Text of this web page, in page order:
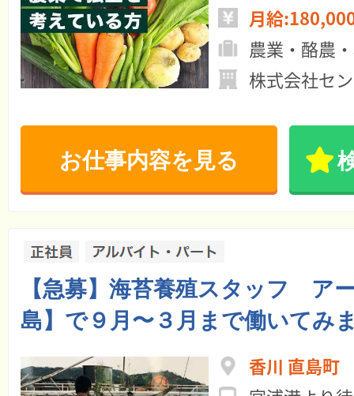
月給
農業・酪農
株式会社セ
お仕事内容を見る
【急募】海苔養殖スタッフ ア
島】で９月〜３月まで働いてみ
香川 直島町